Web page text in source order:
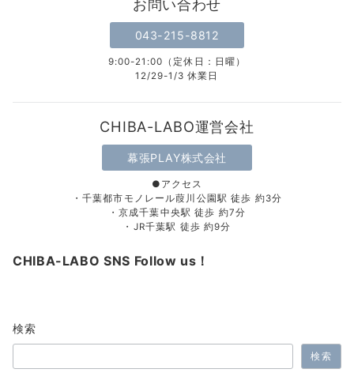
お問い合わせ
043-215-8812
9:00-21:00（定休日：日曜）
12/29-1/3 休業日
CHIBA-LABO運営会社
幕張PLAY株式会社
●アクセス
・千葉都市モノレール葭川公園駅 徒歩 約3分
・京成千葉中央駅 徒歩 約7分
・JR千葉駅 徒歩 約9分
CHIBA-LABO SNS Follow us！
検索
検索